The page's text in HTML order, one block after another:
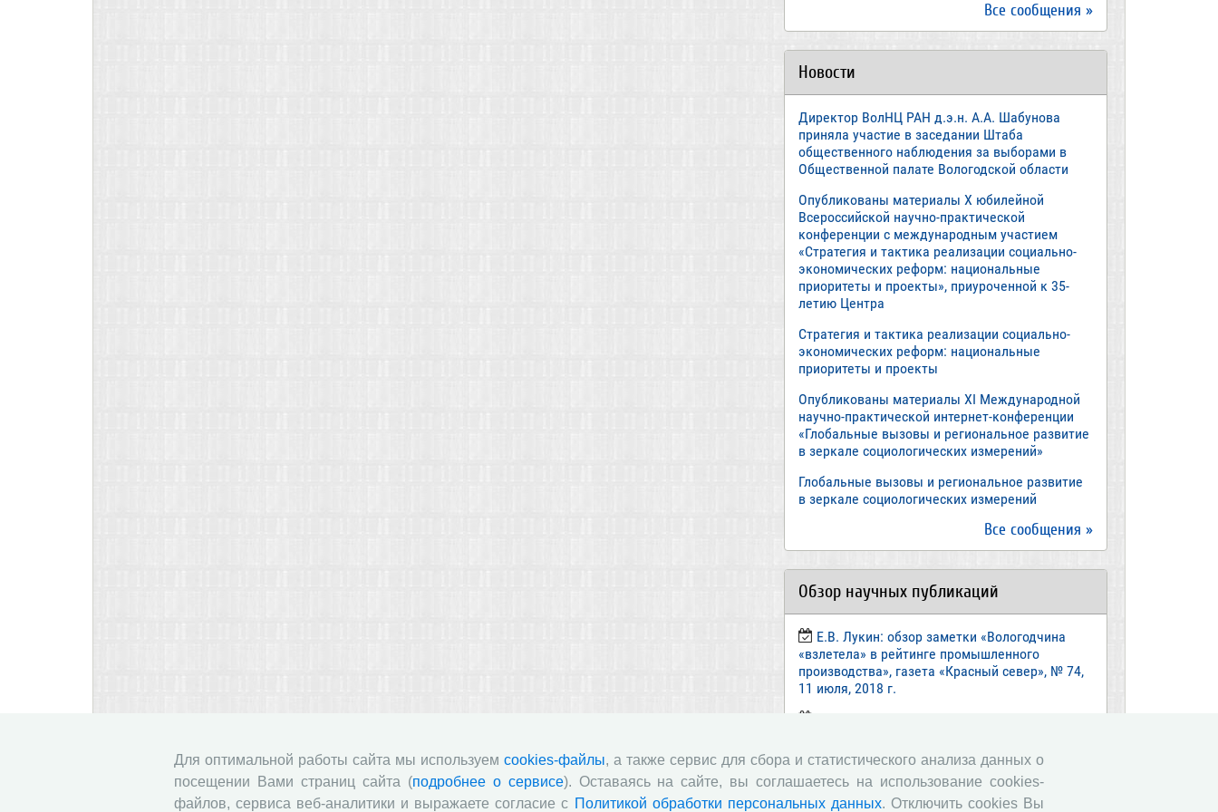
Все сообщения »
Новости
Директор ВолНЦ РАН д.э.н. А.А. Шабунова
приняла участие в заседании Штаба
общественного наблюдения за выборами в
Общественной палате Вологодской области
Опубликованы материалы X юбилейной
Всероссийской научно-практической
конференции с международным участием
«Стратегия и тактика реализации социально-
экономических реформ: национальные
приоритеты и проекты», приуроченной к 35-
летию Центра
Стратегия и тактика реализации социально-
экономических реформ: национальные
приоритеты и проекты
Опубликованы материалы XI Международной
научно-практической интернет-конференции
«Глобальные вызовы и региональное развитие
в зеркале социологических измерений»
Глобальные вызовы и региональное развитие
в зеркале социологических измерений
Все сообщения »
Обзор научных публикаций
Е.В. Лукин: обзор заметки «Вологодчина
«взлетела» в рейтинге промышленного
производства», газета «Красный север», № 74,
11 июля, 2018 г.
«Известия», №88, 2018 г.
В.Н. Барсуков: обзор статьи «Повышение
пенсионного возраста: позитивные эффекты и
Для оптимальной работы сайта мы используем cookies-файлы, а также сервис для сбора и статистического анализа данных о
посещении Вами страниц сайта (подробнее о сервисе). Оставаясь на сайте, вы соглашаетесь на использование cookies-
файлов, сервиса веб-аналитики и выражаете согласие с Политикой обработки персональных данных. Отключить cookies Вы